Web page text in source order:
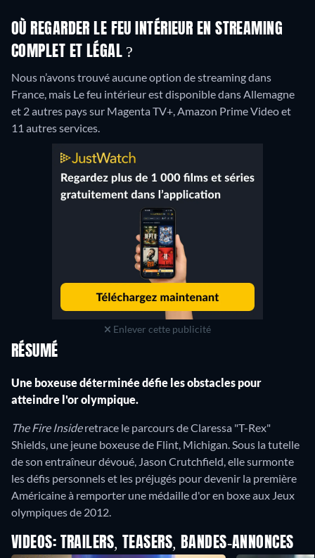
OÙ REGARDER LE FEU INTÉRIEUR EN STREAMING
COMPLET ET LÉGAL ?
Nous n’avons trouvé aucune option de streaming dans
France, mais Le feu intérieur est disponible dans Allemagne
et 2 autres pays sur Magenta TV+, Amazon Prime Video et
11 autres services.
Enlever cette publicité
RÉSUMÉ
Une boxeuse déterminée défie les obstacles pour
atteindre l'or olympique.
The Fire Insideretrace le parcours de Claressa "T-Rex"
Shields, une jeune boxeuse de Flint, Michigan. Sous la tutelle
de son entraîneur dévoué, Jason Crutchfield, elle surmonte
les défis personnels et les préjugés pour devenir la première
Américaine à remporter une médaille d'or en boxe aux Jeux
olympiques de 2012.
VIDEOS: TRAILERS, TEASERS, BANDES-ANNONCES